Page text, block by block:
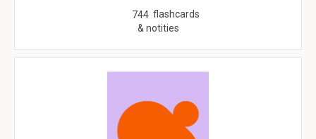
744 flashcards
& notities